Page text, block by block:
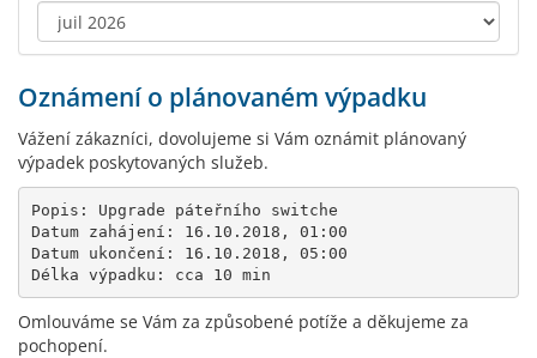
Oznámení o plánovaném výpadku
Vážení zákazníci, dovolujeme si Vám oznámit plánovaný
výpadek poskytovaných služeb.
Popis: Upgrade páteřního switche
Datum zahájení: 16.10.2018, 01:00
Datum ukončení: 16.10.2018, 05:00
Délka výpadku: cca 10 min
Omlouváme se Vám za způsobené potíže a děkujeme za
pochopení.